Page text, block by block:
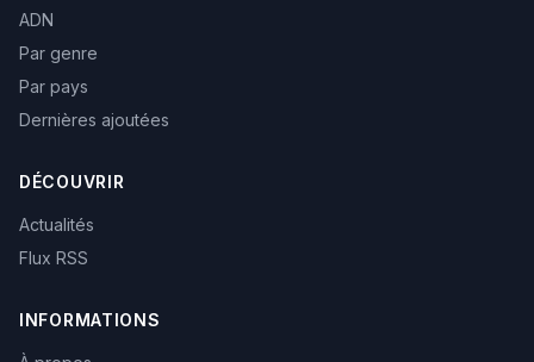
ADN
Par genre
Par pays
Dernières ajoutées
DÉCOUVRIR
Actualités
Flux RSS
INFORMATIONS